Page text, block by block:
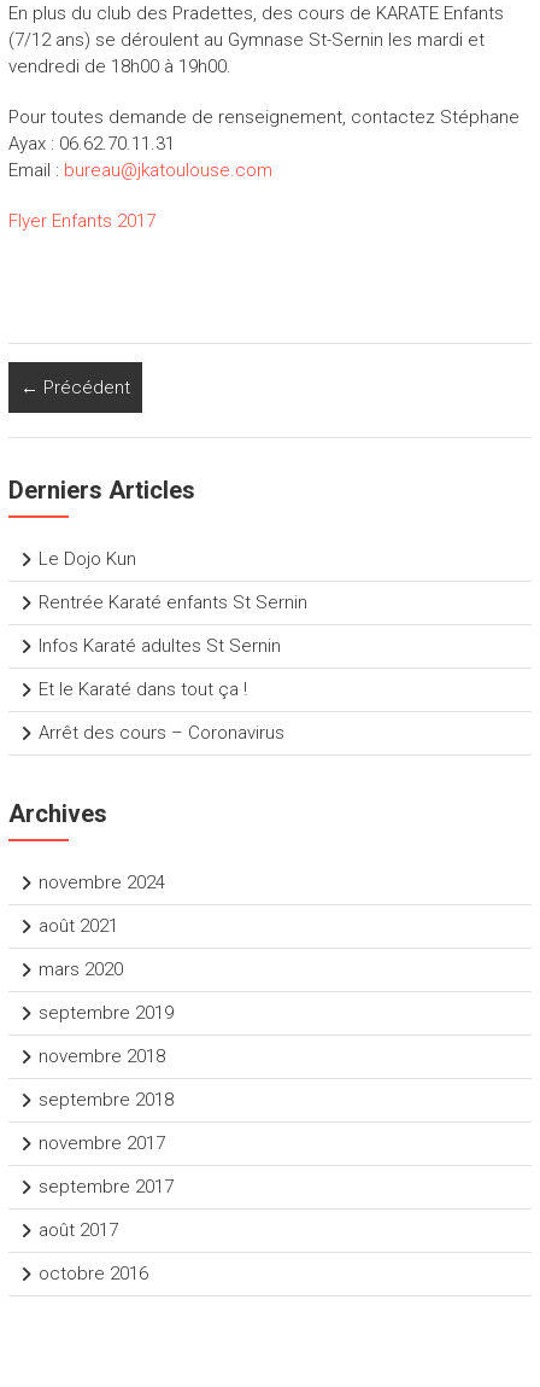
En plus du club des Pradettes, des cours de KARATE Enfants
(7/12 ans) se déroulent au Gymnase St-Sernin les mardi et
vendredi de 18h00 à 19h00.
Pour toutes demande de renseignement, contactez Stéphane
Ayax : 06.62.70.11.31
Email : bureau@jkatoulouse.com
Flyer Enfants 2017
← Précédent
Derniers Articles
Le Dojo Kun
Rentrée Karaté enfants St Sernin
Infos Karaté adultes St Sernin
Et le Karaté dans tout ça !
Arrêt des cours – Coronavirus
Archives
novembre 2024
août 2021
mars 2020
septembre 2019
novembre 2018
septembre 2018
novembre 2017
septembre 2017
août 2017
octobre 2016